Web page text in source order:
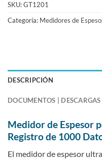
SKU:GT1201
Categoría: Medidores de
DESCRIPCIÓN
DOCUMENTOS | DESCARGAS
Medidor de Espesor
Registro de 1000
El medidor de espesor